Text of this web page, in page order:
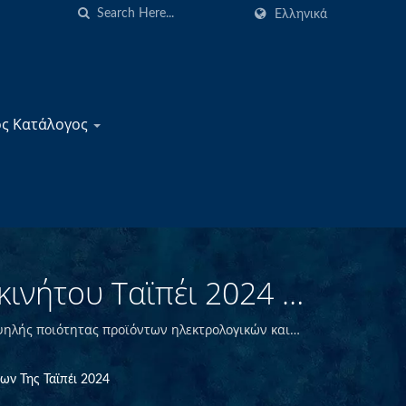
Ελληνικά
Κατάλογος
Ταϊπέι 2024 |
Διακοπτών
ποιότητας προϊόντων ηλεκτρολογικών και
στο κεντρικό γραφείο στην Ταϊβάν,
τιμές.
Της Ταϊπέι 2024